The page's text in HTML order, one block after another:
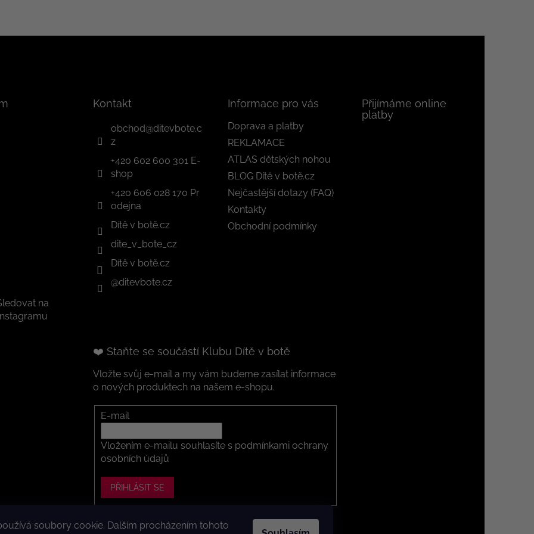
soubory cookie. Dalším procházením tohoto
na
Instagramu
Kontakt
obchod@ditevbote.c
z
+420 602 600 301 E-
shop
+420 606 028 170 Pr
odejna
Dítě v botě.cz
dite_v_bote_cz
Dítě v botě.cz
@ditevbote.cz
Informace pro vás
Doprava a platby
REKLAMACE
ATLAS dětských nohou
BLOG Dítě v botě.cz
Nejčastější dotazy (FAQ)
Kontakty
Obchodní podmínky
Přijímáme online
platby
❤️ Staňte se součástí Klubu Dítě v botě
Vložte svůj e-mail a my vám budeme zasílat informace
o nových produktech na našem e-shopu.
E-mail
Vložením e-mailu souhlasíte s podmínkami ochrany
osobních údajů
PŘIHLÁSIT SE